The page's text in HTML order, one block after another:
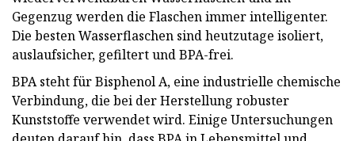
Gegenzug werden die Flaschen immer intelligenter.
Die besten Wasserflaschen sind heutzutage isoliert,
auslaufsicher, gefiltert und BPA-frei.
BPA steht für Bisphenol A, eine industrielle chemische
Verbindung, die bei der Herstellung robuster
Kunststoffe verwendet wird. Einige Untersuchungen